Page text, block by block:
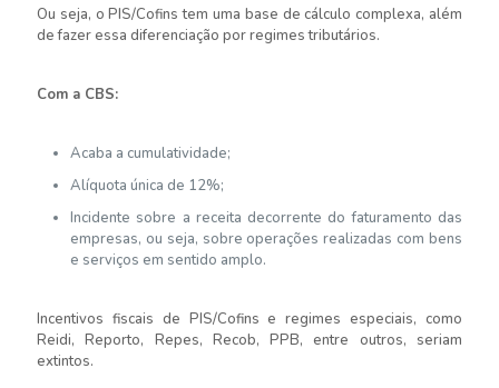
Ou seja, o PIS/Cofins tem uma base de cálculo complexa, além
de fazer essa diferenciação por regimes tributários.
Com a CBS:
Acaba a cumulatividade;
Alíquota única de 12%;
Incidente sobre a receita decorrente do faturamento das
empresas, ou seja, sobre operações realizadas com bens
e serviços em sentido amplo.
Incentivos fiscais de PIS/Cofins e regimes especiais, como
Reidi, Reporto, Repes, Recob, PPB, entre outros, seriam
extintos.